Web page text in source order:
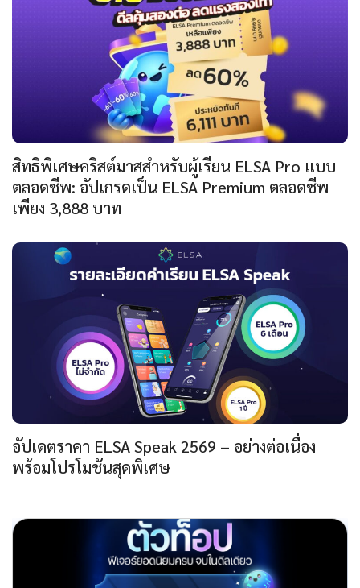
สิทธิพิเศษคริสต์มาสสำหรับผู้เรียน ELSA Pro แบบ
ตลอดชีพ: อัปเกรดเป็น ELSA Premium ตลอดชีพ
เพียง 3,888 บาท
อัปเดตราคา ELSA Speak 2569 – อย่างต่อเนื่อง
พร้อมโปรโมชันสุดพิเศษ